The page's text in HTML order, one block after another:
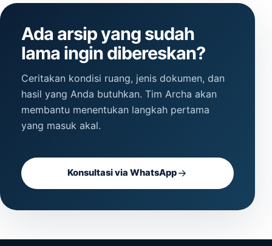
Ada arsip yang sudah
lama ingin dibereskan?
Ceritakan kondisi ruang, jenis dokumen, dan
hasil yang Anda butuhkan. Tim Archa akan
membantu menentukan langkah pertama
yang masuk akal.
Konsultasi via WhatsApp